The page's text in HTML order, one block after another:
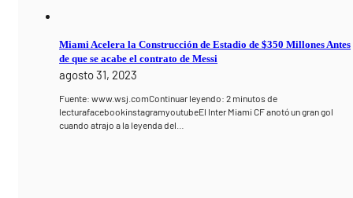
Miami Acelera la Construcción de Estadio de $350 Millones Antes
de que se acabe el contrato de Messi
agosto 31, 2023
Fuente: www.wsj.comContinuar leyendo: 2 minutos de
lecturafacebookinstagramyoutubeEl Inter Miami CF anotó un gran gol
cuando atrajo a la leyenda del…